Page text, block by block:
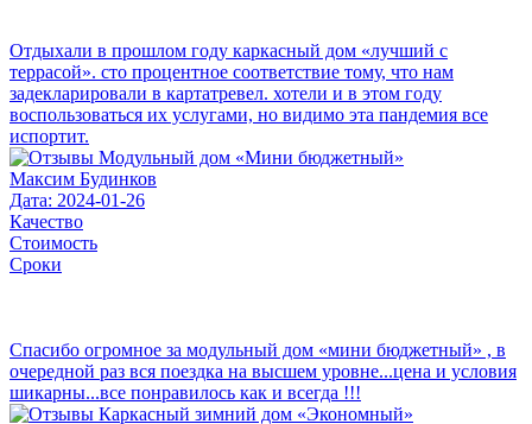
Отдыхали в прошлом году каркасный дом «лучший с
террасой». сто процентное соответствие тому, что нам
задекларировали в картатревел. хотели и в этом году
воспользоваться их услугами, но видимо эта пандемия все
испортит.
Максим Будинков
Дата: 2024-01-26
Качество
Стоимость
Сроки
Спасибо огромное за модульный дом «мини бюджетный» , в
очередной раз вся поездка на высшем уровне...цена и условия
шикарны...все понравилось как и всегда !!!